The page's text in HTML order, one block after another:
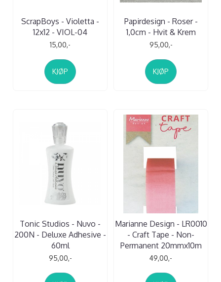
ScrapBoys - Violetta -
12x12 - VIOL-04
15,00,-
KJØP
Papirdesign - Roser -
1,0cm - Hvit & Krem
95,00,-
KJØP
Tonic Studios - Nuvo -
200N - Deluxe Adhesive -
60ml
95,00,-
Marianne Design - LR0010
- Craft Tape - Non-
Permanent 20mmx10m
49,00,-